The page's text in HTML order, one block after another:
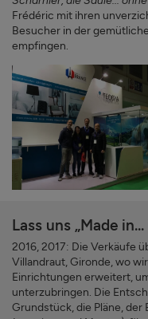
Frédéric mit ihren
Besucher in der
empfingen.
Lass uns „Made
2016, 2017: Die Verkäufe
Villandraut, Gironde, wo
Einrichtungen erweitert,
unterzubringen. Die
Grundstück, die Pläne, der